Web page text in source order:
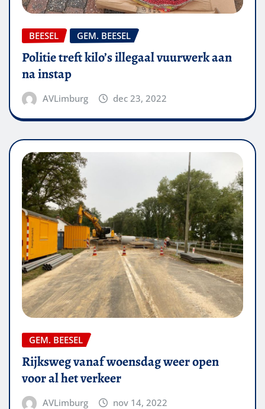
BEESEL GEM. BEESEL
Politie treft kilo’s illegaal vuurwerk aan
na instap
AVLimburg dec 23, 2022
GEM. BEESEL
Rijksweg vanaf woensdag weer open
voor al het verkeer
AVLimburg nov 14, 2022